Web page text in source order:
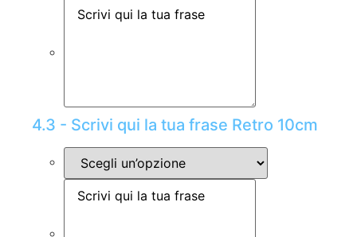
4.3 - Scrivi qui la tua frase Retro 10cm